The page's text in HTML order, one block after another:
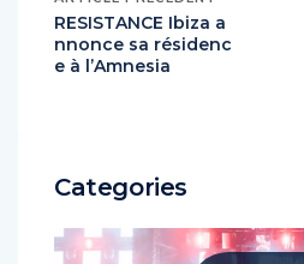
RESISTANCE Ibiza a
nnonce sa résidenc
e à l’Amnesia
Categories